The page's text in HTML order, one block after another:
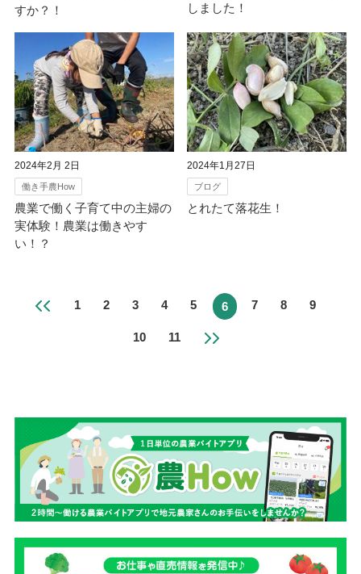
すか？！
しました！
2024年2月 2日
働き手農How
農業で働く子育て中の主婦の
実体験！農業は働きやす
い！？
2024年1月27日
ブログ
とれたて落花生！
1 2 3 4 5 6 7 8 9
10 11